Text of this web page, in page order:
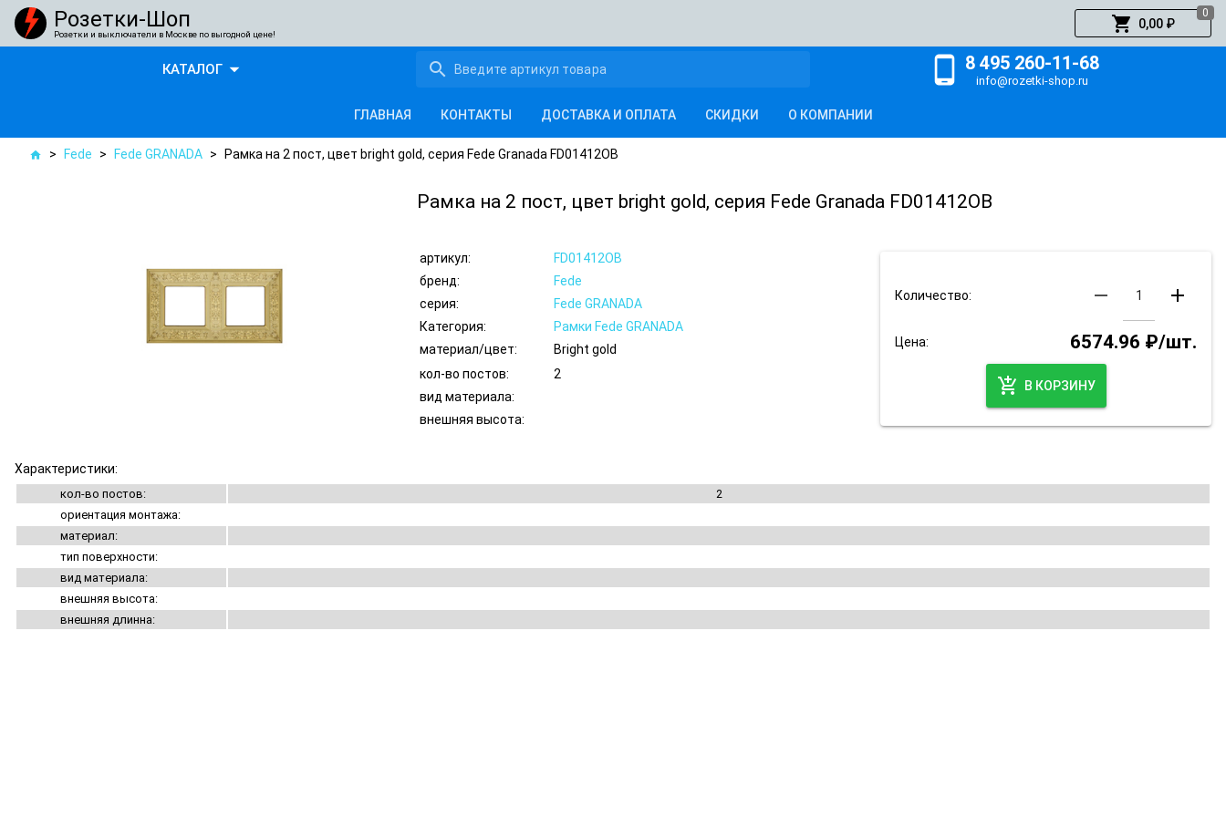
Розетки-Шоп
Розетки и выключатели в Москве по выгодной цене! shopping_cart 0,00 ₽
0
КАТАЛОГarrow_drop_down search phone_android 8 495 260-11-68
info@rozetki-shop.ru
ГЛАВНАЯ КОНТАКТЫ ДОСТАВКА И ОПЛАТА СКИДКИ О КОМПАНИИ
home > Fede > Fede GRANADA > Рамка на 2 пост, цвет bright gold, серия Fede Granada FD01412OB
Рамка на 2 пост, цвет bright gold, серия Fede Granada FD01412OB
артикул:
FD01412OB
бренд:
Fede
серия:
Fede GRANADA
Категория:
Рамки Fede GRANADA
материал/цвет:
Bright gold
кол-во постов:
2
вид материала:
внешняя высота:
Количество: remove add
Цена:
6574.96 ₽/шт.
add_shopping_cart
В КОРЗИНУ
Характеристики:
кол-во постов:
2
ориентация монтажа:
материал:
тип поверхности:
вид материала:
внешняя высота:
внешняя длинна: